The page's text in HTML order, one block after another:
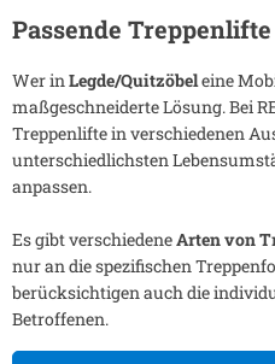
Passende Treppenlifte
Wer inLegde/Quitzöbeleine
maßgeschneiderte Lösung. Bei
Treppenlifte in verschiedenen
unterschiedlichsten
anpassen.
Es gibt verschiedeneArten von
nur an die spezifischen
berücksichtigen auch die
Betroffenen.